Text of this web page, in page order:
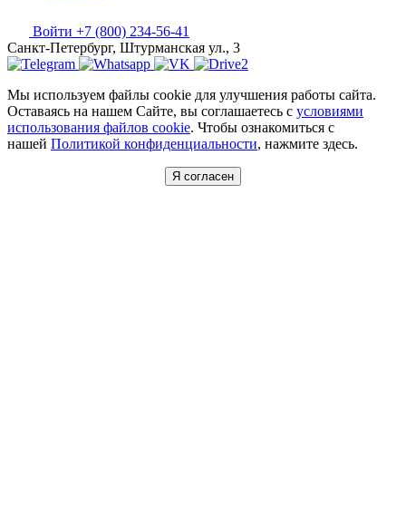
Войти +7 (800) 234-56-41
Санкт-Петербург, Штурманская ул., 3
Мы используем файлы cookie для улучшения работы сайта.
Оставаясь на нашем Сайте, вы соглашаетесь с условиями
использования файлов cookie. Чтобы ознакомиться с
нашей Политикой конфиденциальности, нажмите здесь.
Я согласен